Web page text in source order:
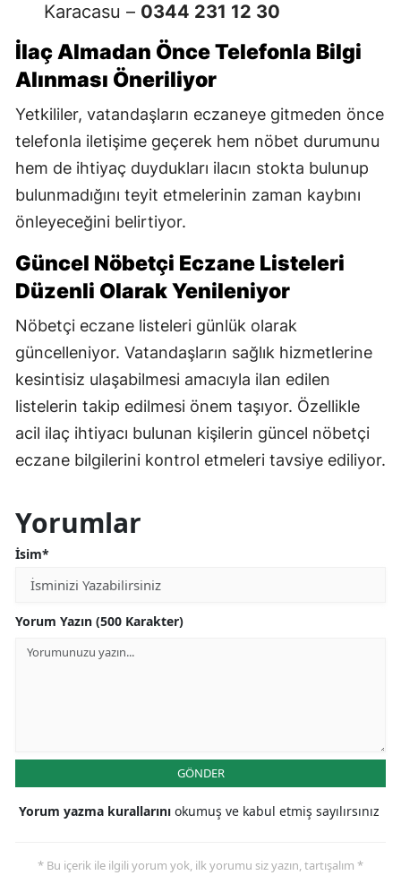
Karacasu – 0344 231 12 30
İlaç Almadan Önce Telefonla Bilgi
Alınması Öneriliyor
Yetkililer, vatandaşların eczaneye gitmeden önce
telefonla iletişime geçerek hem nöbet durumunu
hem de ihtiyaç duydukları ilacın stokta bulunup
bulunmadığını teyit etmelerinin zaman kaybını
önleyeceğini belirtiyor.
Güncel Nöbetçi Eczane Listeleri
Düzenli Olarak Yenileniyor
Nöbetçi eczane listeleri günlük olarak
güncelleniyor. Vatandaşların sağlık hizmetlerine
kesintisiz ulaşabilmesi amacıyla ilan edilen
listelerin takip edilmesi önem taşıyor. Özellikle
acil ilaç ihtiyacı bulunan kişilerin güncel nöbetçi
eczane bilgilerini kontrol etmeleri tavsiye ediliyor.
Yorumlar
İsim*
Yorum Yazın (500 Karakter)
GÖNDER
Yorum yazma kurallarını okumuş ve kabul etmiş sayılırsınız
* Bu içerik ile ilgili yorum yok, ilk yorumu siz yazın, tartışalım *